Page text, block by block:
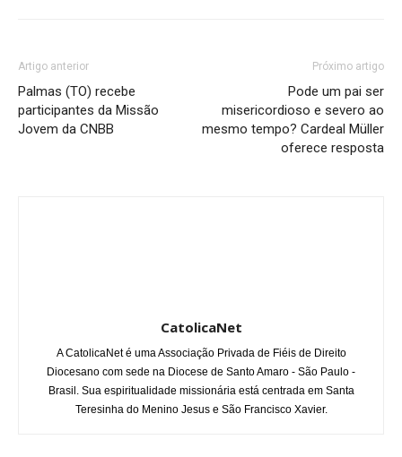
Artigo anterior
Palmas (TO) recebe
participantes da Missão
Jovem da CNBB
Próximo artigo
Pode um pai ser
misericordioso e severo ao
mesmo tempo? Cardeal Müller
oferece resposta
CatolicaNet
A CatolicaNet é uma Associação Privada de Fiéis de Direito
Diocesano com sede na Diocese de Santo Amaro - São Paulo -
Brasil. Sua espiritualidade missionária está centrada em Santa
Teresinha do Menino Jesus e São Francisco Xavier.